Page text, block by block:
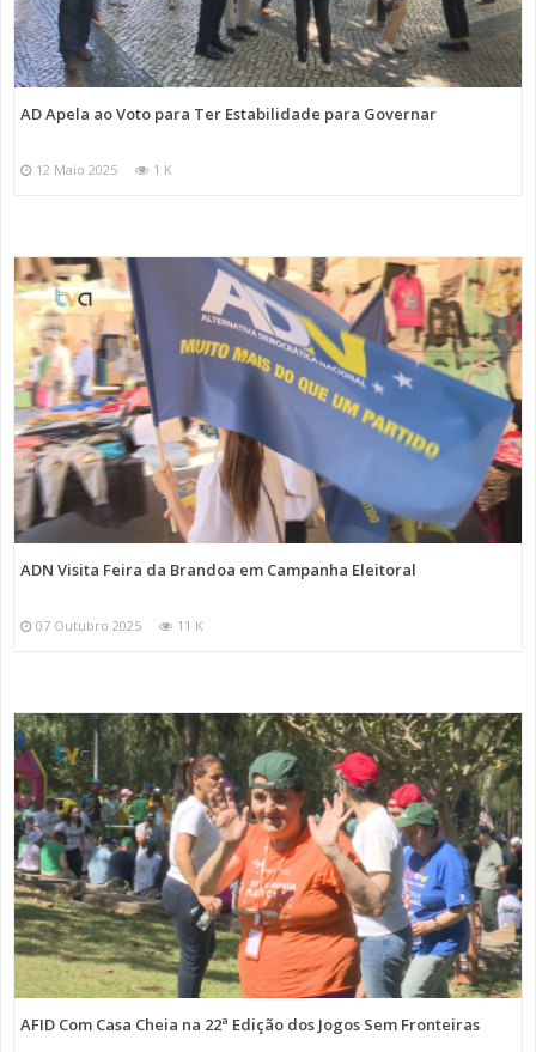
AD Apela ao Voto para Ter Estabilidade para Governar
12 Maio 2025 1 K
ADN Visita Feira da Brandoa em Campanha Eleitoral
07 Outubro 2025 11 K
AFID Com Casa Cheia na 22ª Edição dos Jogos Sem Fronteiras